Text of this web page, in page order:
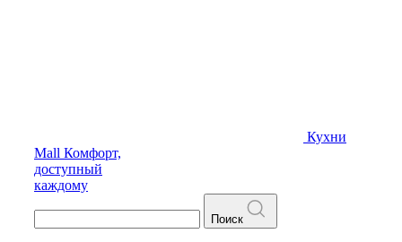
Кухни
Mall Комфорт,
доступный
каждому
Поиск